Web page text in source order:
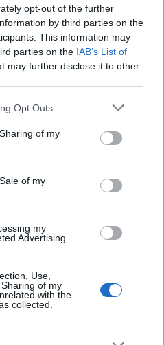
opt-out of the further
by third parties on the
This information may
parties on the IAB’s List of
may further disclose it to other
app uses one or more Google
behaviour. You may click to
and its third-party tags to
purposes in below Google
Opt Outs
of my
of my
my
Advertising.
Use,
of my
with the
collected.
η “σιδερένια γροθιά”
αρμενικού Καραμπάχ
μια 24ωρη στρατιωτική
χαρακτήρισε
που εξαπέλυσε το
Καραμπάχ,
Συμβουλίου Ανθρωπίνων
“μια εθνοκάθαρση”
να ενημερώνει το
εθνοκάθαρση.
(…). Όμως οι άμαχοι του
εγκλωβιστεί και δεν
απομακρυνθούν καθώς το